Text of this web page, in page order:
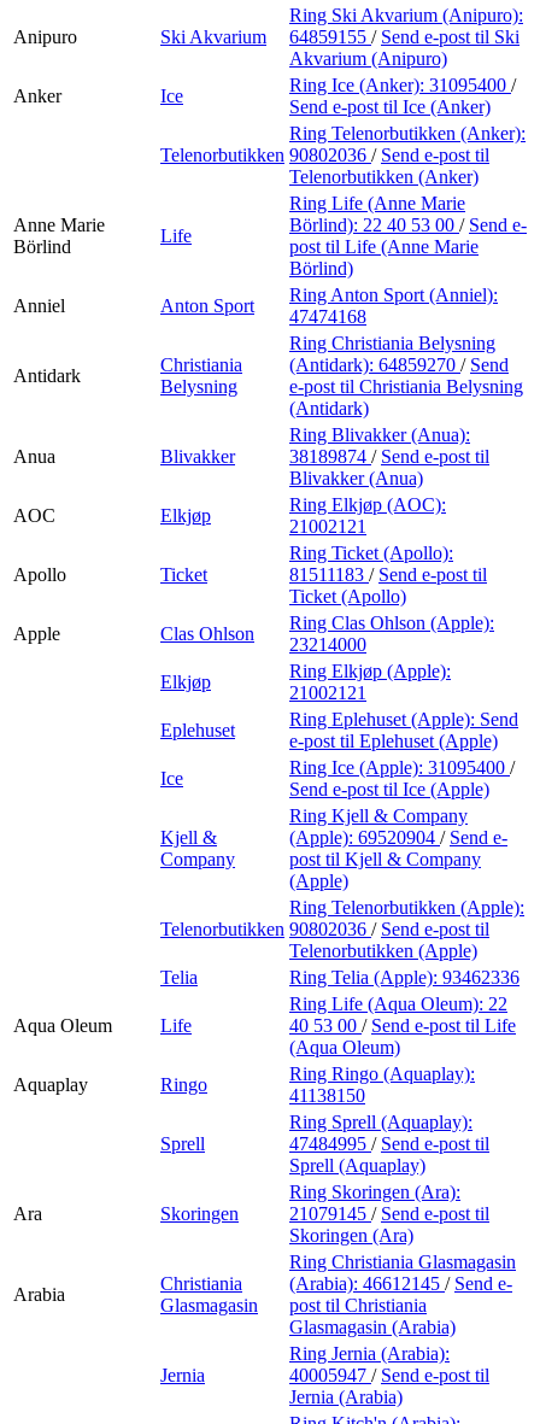
Anipuro Ski Akvarium
Ring Ski Akvarium (Anipuro):
64859155 / Send e-post til Ski
Akvarium (Anipuro)
Anker
Ice
Ring Ice (Anker): 31095400 /
Send e-post til Ice (Anker)
Telenorbutikken
Ring Telenorbutikken (Anker):
90802036 / Send e-post til
Telenorbutikken (Anker)
Anne Marie
Börlind
Life
Ring Life (Anne Marie
Börlind): 22 40 53 00 / Send e-
post til Life (Anne Marie
Börlind)
Anniel
Anton Sport
Ring Anton Sport (Anniel):
47474168
Antidark
Christiania
Belysning
Ring Christiania Belysning
(Antidark): 64859270 / Send
e-post til Christiania Belysning
(Antidark)
Anua Blivakker
Ring Blivakker (Anua):
38189874 / Send e-post til
Blivakker (Anua)
AOC
Elkjøp
Ring Elkjøp (AOC):
21002121
Apollo Ticket
Ring Ticket (Apollo):
81511183 / Send e-post til
Ticket (Apollo)
Apple
Clas Ohlson
Ring Clas Ohlson (Apple):
23214000
Elkjøp
Ring Elkjøp (Apple):
21002121
Eplehuset
Ring Eplehuset (Apple): Send
e-post til Eplehuset (Apple)
Ice
Ring Ice (Apple): 31095400 /
Send e-post til Ice (Apple)
Kjell &
Company
Ring Kjell & Company
(Apple): 69520904 / Send e-
post til Kjell & Company
(Apple)
Telenorbutikken
Ring Telenorbutikken (Apple):
90802036 / Send e-post til
Telenorbutikken (Apple)
Telia
Ring Telia (Apple): 93462336
Aqua Oleum Life
Ring Life (Aqua Oleum): 22
40 53 00 / Send e-post til Life
(Aqua Oleum)
Aquaplay
Ringo
Ring Ringo (Aquaplay):
41138150
Sprell
Ring Sprell (Aquaplay):
47484995 / Send e-post til
Sprell (Aquaplay)
Ara Skoringen
Ring Skoringen (Ara):
21079145 / Send e-post til
Skoringen (Ara)
Arabia
Christiania
Glasmagasin
Ring Christiania Glasmagasin
(Arabia): 46612145 / Send e-
post til Christiania
Glasmagasin (Arabia)
Jernia
Ring Jernia (Arabia):
40005947 / Send e-post til
Jernia (Arabia)